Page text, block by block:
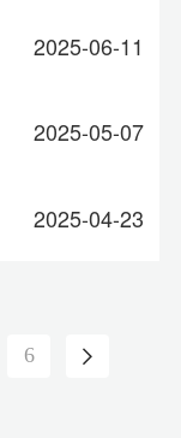
2025-06-11
2025-05-07
2025-04-23
6